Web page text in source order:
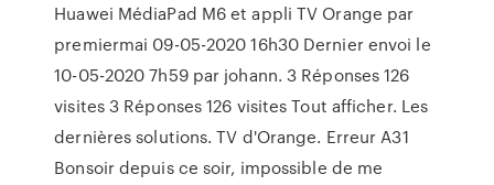
Huawei MédiaPad M6 et appli TV Orange par
premiermai ‎09-05-2020 16h30 Dernier envoi le
‎10-05-2020 7h59 par johann. 3 Réponses 126
visites 3 Réponses 126 visites Tout afficher. Les
dernières solutions. TV d'Orange. Erreur A31
Bonsoir depuis ce soir, impossible de me